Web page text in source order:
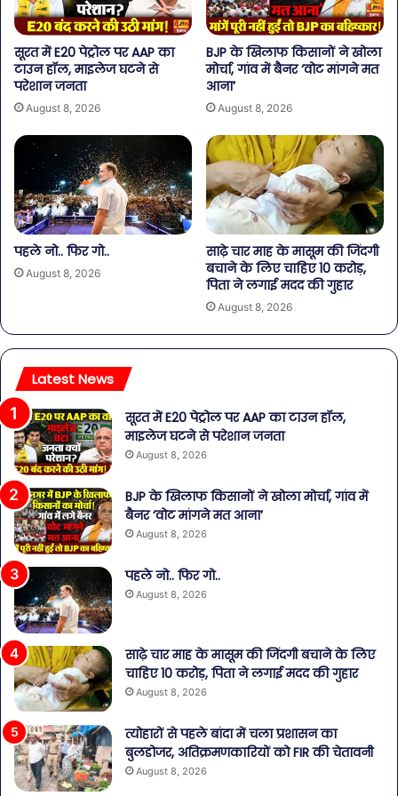
सूरत में E20 पेट्रोल पर AAP का
टाउन हॉल, माइलेज घटने से
परेशान जनता
August 8, 2026
BJP के खिलाफ किसानों ने खोला
मोर्चा, गांव में बैनर ‘वोट मांगने मत
आना’
August 8, 2026
पहले नो.. फिर गो..
August 8, 2026
साढ़े चार माह के मासूम की जिंदगी
बचाने के लिए चाहिए 10 करोड़,
पिता ने लगाई मदद की गुहार
August 8, 2026
Latest News
सूरत में E20 पेट्रोल पर AAP का टाउन हॉल,
माइलेज घटने से परेशान जनता
August 8, 2026
BJP के खिलाफ किसानों ने खोला मोर्चा, गांव में
बैनर ‘वोट मांगने मत आना’
August 8, 2026
पहले नो.. फिर गो..
August 8, 2026
साढ़े चार माह के मासूम की जिंदगी बचाने के लिए
चाहिए 10 करोड़, पिता ने लगाई मदद की गुहार
August 8, 2026
त्योहारों से पहले बांदा में चला प्रशासन का
बुलडोजर, अतिक्रमणकारियों को FIR की चेतावनी
August 8, 2026